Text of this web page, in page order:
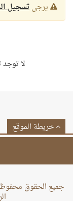
يرجىتسجيل
لا
خريطة الموقع
جميع الحقوق محفوظة